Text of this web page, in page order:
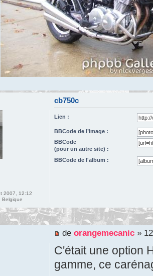
cb750c
Lien :
BBCode de l’image :
BBCode
(pour un autre site) :
BBCode de l'album :
2007, 12:12
Belgique
de orangemecanic»
C'était une option
gamme, ce